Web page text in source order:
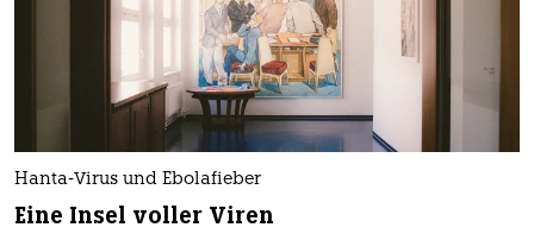
Hanta-Virus und Ebolafieber
Eine Insel voller Viren